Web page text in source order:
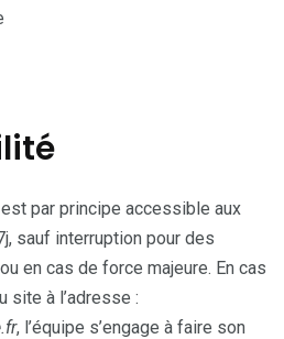
par principe accessible aux
sauf interruption pour des
en cas de force majeure. En cas
site à l’adresse :
, l’équipe s’engage à faire son